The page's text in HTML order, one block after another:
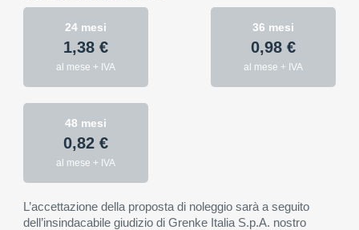
24 mesi
1,38 €
al mese + IVA
36 mesi
0,98 €
al mese + IVA
48 mesi
0,82 €
al mese + IVA
L’accettazione della proposta di noleggio sarà a seguito
dell’insindacabile giudizio di Grenke Italia S.p.A. nostro